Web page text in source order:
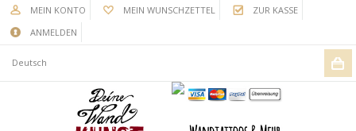
MEIN KONTO MEIN WUNSCHZETTEL
ZUR KASSE
ANMELDEN
Deutsch